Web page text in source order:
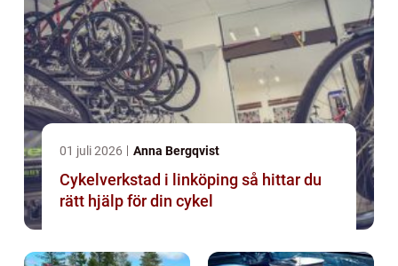
01 juli 2026 Anna Bergqvist
Cykelverkstad i linköping så hittar du
rätt hjälp för din cykel